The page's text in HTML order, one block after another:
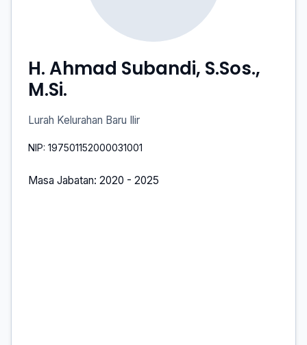
H. Ahmad Subandi, S.Sos.,
M.Si.
Lurah Kelurahan Baru Ilir
NIP: 197501152000031001
Masa Jabatan: 2020 - 2025